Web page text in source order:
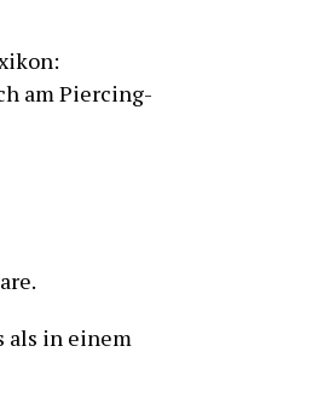
am Piercing-
als in einem